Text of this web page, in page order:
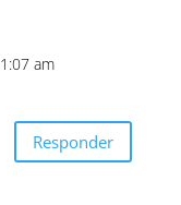
am
Responder